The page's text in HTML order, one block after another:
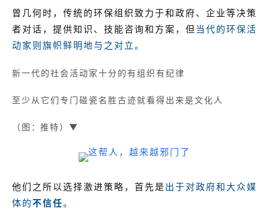
曾几何时，传统的环保组织致力于和政府、企业等决策
者对话，提供知识、技能咨询和方案，但 当代的环保活
动家则旗帜鲜明地与之对立。
新一代的社会活动家十分的有组织有纪律
至少从它们专门碰瓷名胜古迹就看得出来是文化人
（图：推特）▼
他们之所以选择激进策略，首先是出于对政府和大众媒
体的不信任。